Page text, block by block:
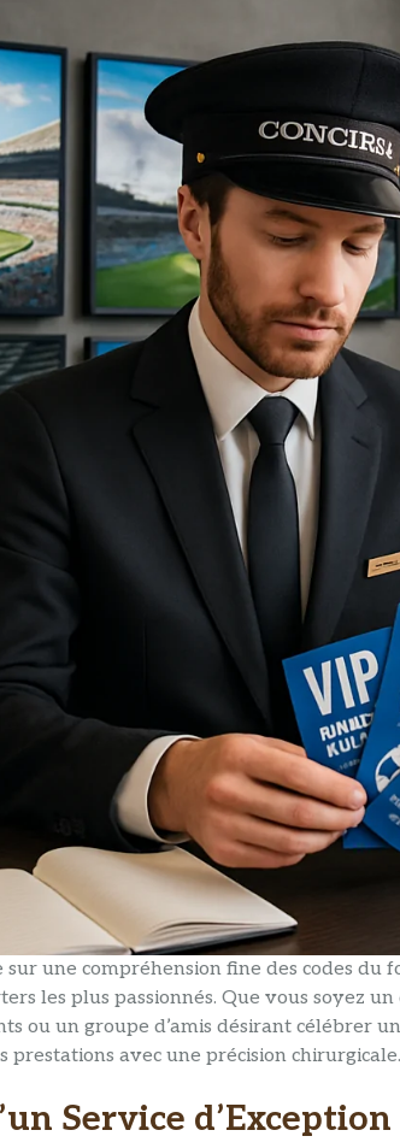
sur une compréhension fine des codes du
les plus passionnés. Que vous soyez
ou un groupe d’amis désirant célébrer
prestations avec une précision chirurgicale.
Service d’Exception